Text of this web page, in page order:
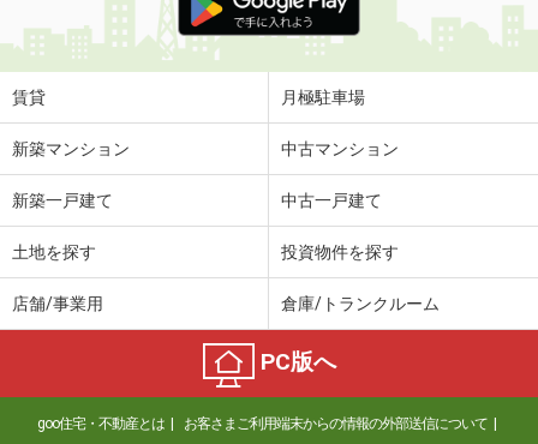
賃貸 月極駐車場
新築マンション 中古マンション
新築一戸建て 中古一戸建て
土地を探す 投資物件を探す
店舗/事業用 倉庫/トランクルーム
PC版へ
goo住宅・不動産とは お客さまご利用端末からの情報の外部送信について